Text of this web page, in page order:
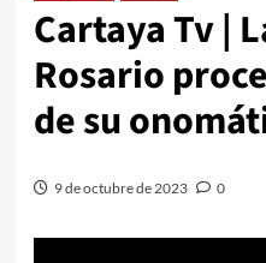
Cartaya Tv |
Rosario
de su
9 de octubre de 2023 0